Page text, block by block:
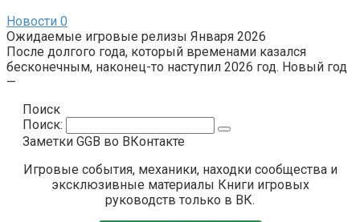
Новости 0
Ожидаемые игровые релизы Января 2026
После долгого года, который временами казался
бесконечным, наконец-то наступил 2026 год. Новый год
—
Поиск
Поиск:
Заметки GGB во ВКонтакте
Игровые события, механики, находки сообщества и
эксклюзивные материалы Книги игровых
руководств только в ВК.